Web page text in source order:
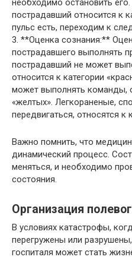
необходимо остановить его.
пострадавший относится к
пульс есть, переходим к
3. **Оценка сознания:**
пострадавшего выполнять
пострадавший не может
относится к категории
может выполнять команды,
«желтых». Легкораненые,
передвигаться, относятся к
Важно помнить, что
динамический процесс.
меняться, и необходимо
состояния.
Организация
В условиях катастрофы,
перегружены или
госпиталя может стать